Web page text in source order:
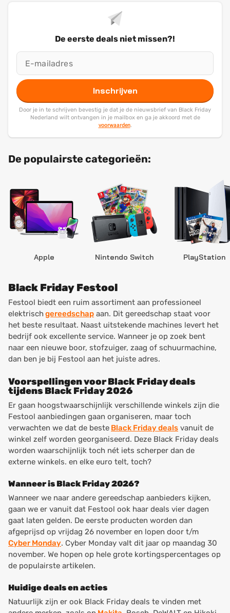
De eerste deals niet missen?!
Inschrijven
Door je in te schrijven bevestig je dat je de nieuwsbrief van Black Friday
Nederland wilt ontvangen in je mailbox en ga je akkoord met de
voorwaarden.
De populairste categorieën:
Apple Nintendo Switch PlayStation
Black Friday Festool
Festool biedt een ruim assortiment aan professioneel
elektrisch gereedschap aan. Dit gereedschap staat voor
het beste resultaat. Naast uitstekende machines levert het
bedrijf ook excellente service. Wanneer je op zoek bent
naar een nieuwe boor, stofzuiger, zaag of schuurmachine,
dan ben je bij Festool aan het juiste adres.
Voorspellingen voor Black Friday deals
tijdens Black Friday 2026
Er gaan hoogstwaarschijnlijk verschillende winkels zijn die
Festool aanbiedingen gaan organiseren, maar toch
verwachten we dat de beste Black Friday deals vanuit de
winkel zelf worden georganiseerd. Deze Black Friday deals
worden waarschijnlijk toch nét iets scherper dan de
externe winkels. en elke euro telt, toch?
Wanneer is Black Friday 2026?
Wanneer we naar andere gereedschap aanbieders kijken,
gaan we er vanuit dat Festool ook haar deals vier dagen
gaat laten gelden. De eerste producten worden dan
afgeprijsd op vrijdag 26 november en lopen door t/m
Cyber Monday. Cyber Monday valt dit jaar op maandag 30
november. We hopen op hele grote kortingspercentages op
de populairste artikelen.
Huidige deals en acties
Natuurlijk zijn er ook Black Friday deals te vinden met